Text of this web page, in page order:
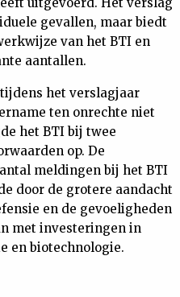
gevallen, maar biedt
van het BTI en
aantallen.
het verslagjaar
ten onrechte niet
het BTI bij twee
op. De
meldingen bij het BTI
door de grotere aandacht
en de gevoeligheden
met investeringen in
en biotechnologie.